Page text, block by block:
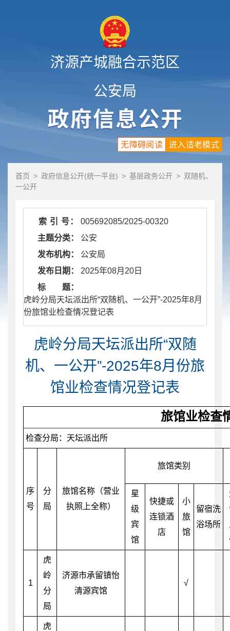
济源产城融合示范区
公安局
进入适老模式
无障碍阅读
首页 > 政府信息公开(统一平台) > 基层政务公开 > 双随机、
一公开
索 引 号：
005692085/2025-00320
主题分类：
公安
发布机构：
公安局
发布日期：
2025年08月20日
标 题：
​ 虎岭分局天坛派出所“双随机、一公开”-2025年8月
份旅馆业检查情况登记表
虎岭分局天坛派出所“双随
机、一公开”-2025年8月份旅
馆业检查情况登记表
旅馆业检查
检查分局：天坛派出所
序
号
分
局
旅馆名称（营业
执照上全称）
旅馆类别
星
级
宾
馆
快捷或
连锁酒
店
小
旅
馆
留宿洗
浴场所
1
虎
岭
分
局
济源市承留镇怡
清源宾馆
√
虎